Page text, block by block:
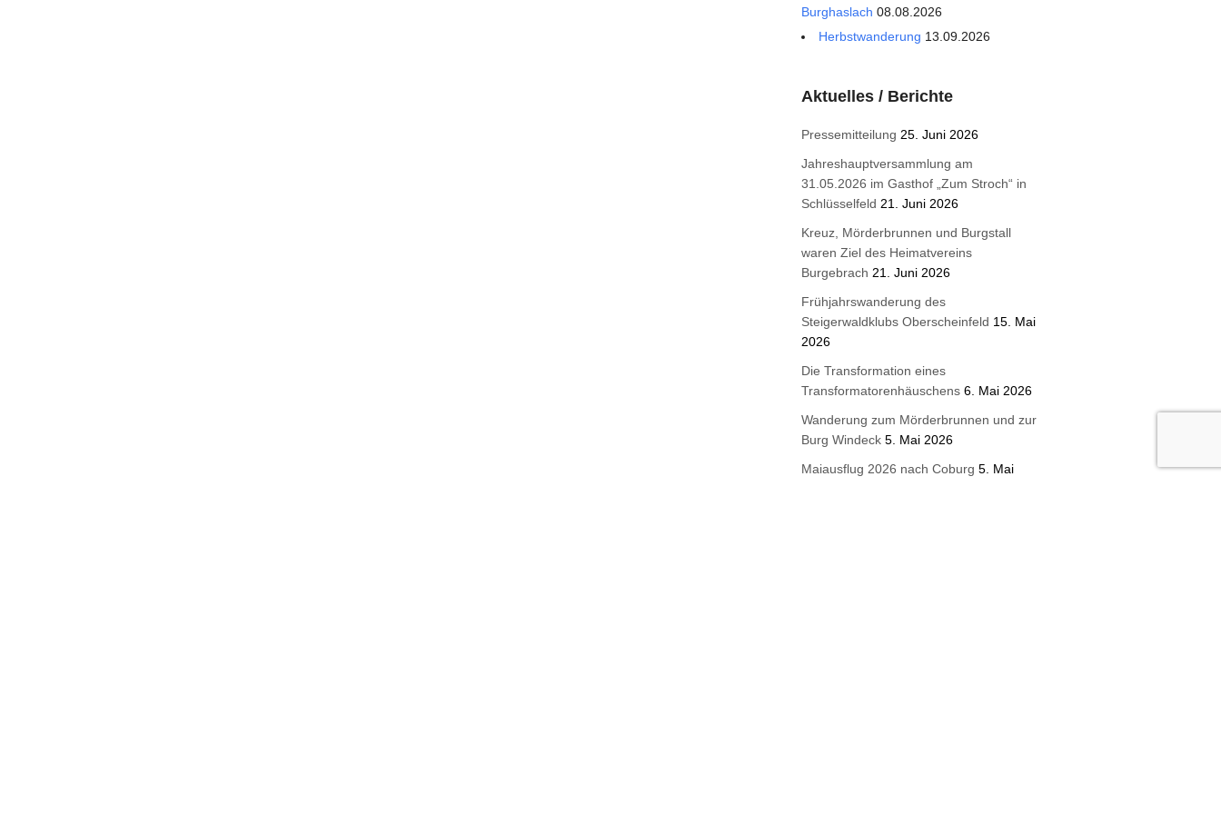
Burghaslach 08.08.2026
Herbstwanderung 13.09.2026
Aktuelles / Berichte
Pressemitteilung 25. Juni 2026
Jahreshauptversammlung am
31.05.2026 im Gasthof „Zum Stroch“ in
Schlüsselfeld 21. Juni 2026
Kreuz, Mörderbrunnen und Burgstall
waren Ziel des Heimatvereins
Burgebrach 21. Juni 2026
Frühjahrswanderung des
Steigerwaldklubs Oberscheinfeld 15. Mai
2026
Die Transformation eines
Transformatorenhäuschens 6. Mai 2026
Wanderung zum Mörderbrunnen und zur
Burg Windeck 5. Mai 2026
Maiausflug 2026 nach Coburg 5. Mai